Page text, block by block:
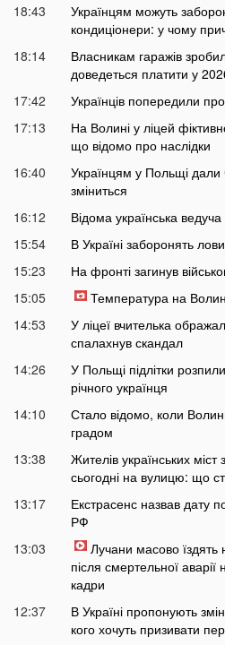
18:43
Українцям можуть
кондиціонери: у чому
18:14
Власникам гаражів
доведеться платити у
17:42
Українців попередили
17:13
На Волині у ліцей
що відомо про наслідки
16:40
Українцям у Польщі
зміниться
16:12
Відома українська
15:54
В Україні заборонять
15:23
На фронті загинув
15:05
Температура на
14:53
У ліцеї вчителька
спалахнув скандал
14:26
У Польщі підлітки
річного українця
14:10
Стало відомо, коли
градом
13:38
Жителів українських
сьогодні на вулицю: що
13:17
Екстрасенс назвав дату
РФ
13:03
Лучани масово їздять
після смертельної
кадри
12:37
В Україні пропонують
кого хочуть призивати